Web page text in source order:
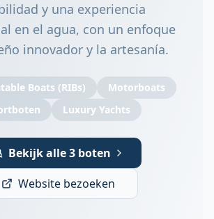
y una experiencia
en el agua, con un enfoque
innovador y la artesanía.
Boats (RIBs)
Motorboats
Luxury Yachts
Bekijk alle 3 boten
Website bezoeken